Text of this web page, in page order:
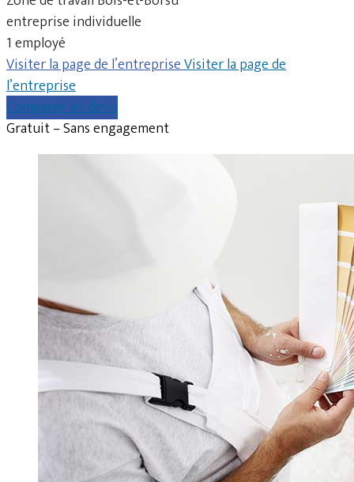
entreprise individuelle
1 employé
Visiter la page de l’entrepriseVisiter la page de
l’entreprise
Comparer les devis
Gratuit – Sans engagement